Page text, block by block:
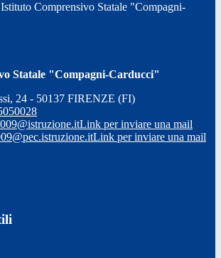
Istituto Comprensivo Statale "Compagni-
Statale "Compagni-Carducci"
24 - 50137 FIRENZE (FI)
Link per inviare una mail
Link per inviare una mail